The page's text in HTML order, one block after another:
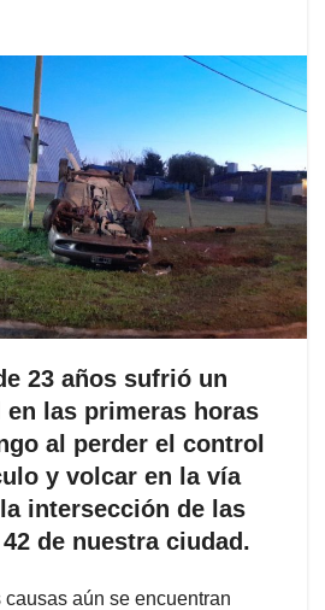
23 años sufrió un
las primeras horas
al perder el control
y volcar en la vía
intersección de las
de nuestra ciudad.
aún se encuentran